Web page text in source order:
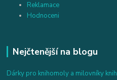
Reklamace
Hodnoceni
Nejčtenější na blogu
Dárky pro knihomoly a milovníky knih